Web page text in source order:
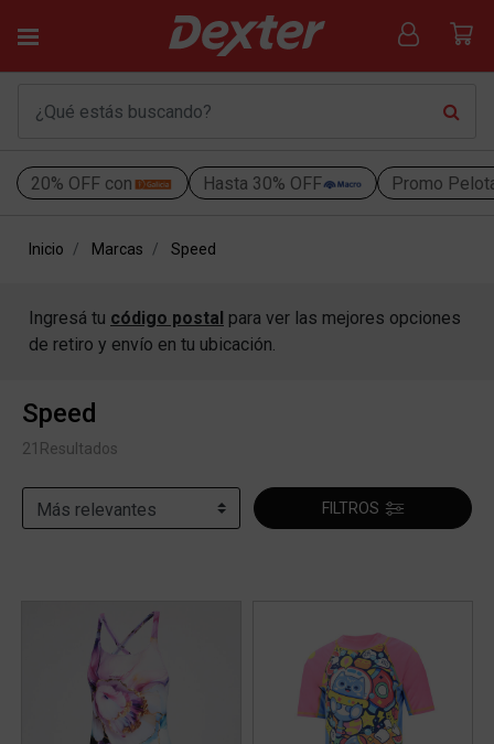
20% OFF con Hasta 30% OFF Promo
Inicio Marcas Speed
Ingresá tu código postal para ver las mejores opciones
de retiro y envío en tu ubicación.
Speed
21 Resultados
FILTROS